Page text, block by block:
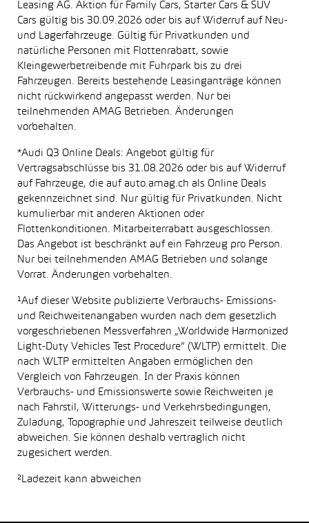
Leasing AG. Aktion für Family Cars, Starter Cars & SUV
Cars gültig bis 30.09.2026 oder bis auf Widerruf auf Neu-
und Lagerfahrzeuge. Gültig für Privatkunden und
natürliche Personen mit Flottenrabatt, sowie
Kleingewerbetreibende mit Fuhrpark bis zu drei
Fahrzeugen. Bereits bestehende Leasinganträge können
nicht rückwirkend angepasst werden. Nur bei
teilnehmenden AMAG Betrieben. Änderungen
vorbehalten.
*Audi Q3 Online Deals: Angebot gültig für
Vertragsabschlüsse bis 31.08.2026 oder bis auf Widerruf
auf Fahrzeuge, die auf auto.amag.ch als Online Deals
gekennzeichnet sind. Nur gültig für Privatkunden. Nicht
kumulierbar mit anderen Aktionen oder
Flottenkonditionen. Mitarbeiterrabatt ausgeschlossen.
Das Angebot ist beschränkt auf ein Fahrzeug pro Person.
Nur bei teilnehmenden AMAG Betrieben und solange
Vorrat. Änderungen vorbehalten.
¹Auf dieser Website publizierte Verbrauchs- Emissions-
und Reichweitenangaben wurden nach dem gesetzlich
vorgeschriebenen Messverfahren „Worldwide Harmonized
Light-Duty Vehicles Test Procedure“ (WLTP) ermittelt. Die
nach WLTP ermittelten Angaben ermöglichen den
Vergleich von Fahrzeugen. In der Praxis können
Verbrauchs- und Emissionswerte sowie Reichweiten je
nach Fahrstil, Witterungs- und Verkehrsbedingungen,
Zuladung, Topographie und Jahreszeit teilweise deutlich
abweichen. Sie können deshalb vertraglich nicht
zugesichert werden.
²Ladezeit kann abweichen